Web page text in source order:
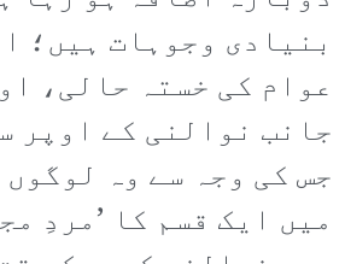
بنیادی وجوہات ہیں؛
عوام کی خستہ حالی،
جانب نوالنی کے اوپر
جس کی وجہ سے وہ
میں ایک قسم کا ’مردِ